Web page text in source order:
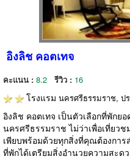
อิงลิช คอตเทจ
คะแนน : 8.2 รีวิว : 16
โรงแรม นครศรีธรรมราช, ป
อิงลิช คอตเทจ เป็นตัวเลือกที่พักย
นครศรีธรรมราช ไม่ว่าเพื่อเที่ยว
เพียบพร้อมด้วยทุกสิ่งที่คุณต้องกา
ที่พักได้เตรียมสิ่งอำนวยความสะด